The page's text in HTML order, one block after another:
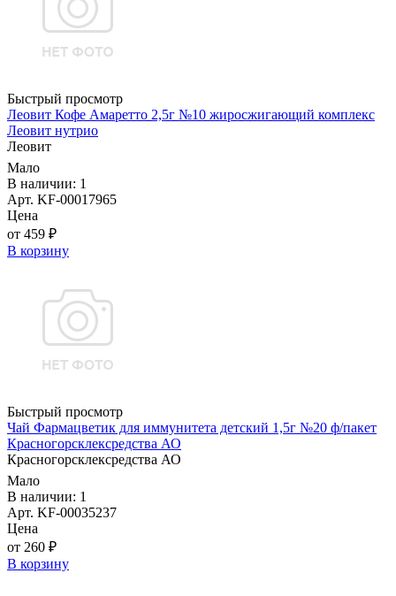
Быстрый просмотр
Леовит Кофе Амаретто 2,5г №10 жиросжигающий комплекс
Леовит нутрио
Леовит
Мало
В наличии: 1
Арт. KF-00017965
Цена
от 459 ₽
В корзину
Быстрый просмотр
Чай Фармацветик для иммунитета детский 1,5г №20 ф/пакет
Красногорсклексредства АО
Красногорсклексредства АО
Мало
В наличии: 1
Арт. KF-00035237
Цена
от 260 ₽
В корзину